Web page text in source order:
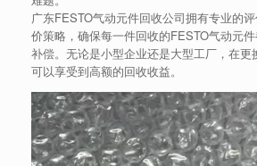
广东FESTO气动元件回收公司拥有专业的
价策略，确保每一件回收的FESTO气动元
补偿。无论是小型企业还是大型工厂，在
可以享受到高额的回收收益。